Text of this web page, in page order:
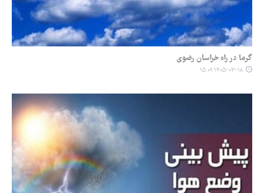
گرما در راه خراسان رضوی
۱۴۰۵-۰۳-۱۸ ۱۵:۰۹